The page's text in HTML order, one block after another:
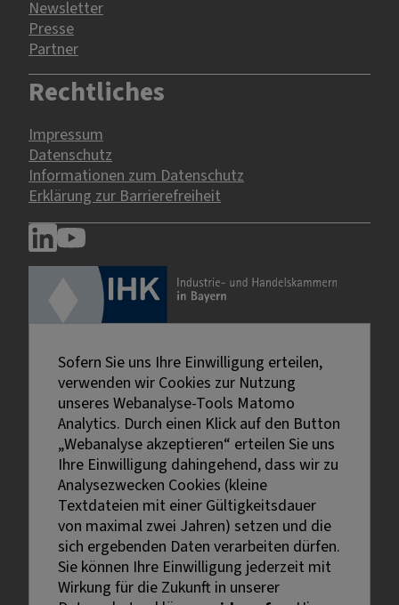
Newsletter
Presse
Partner
Rechtliches
Impressum
Datenschutz
Informationen zum Datenschutz
Erklärung zur Barrierefreiheit
Externe Links sind mit dem Symbol
gekennzeichnet.
Sofern Sie uns Ihre Einwilligung erteilen,
verwenden wir Cookies zur Nutzung
unseres Webanalyse-Tools Matomo
Analytics. Durch einen Klick auf den Button
„Webanalyse akzeptieren“ erteilen Sie uns
Ihre Einwilligung dahingehend, dass wir zu
Analysezwecken Cookies (kleine
Textdateien mit einer Gültigkeitsdauer
von maximal zwei Jahren) setzen und die
sich ergebenden Daten verarbeiten dürfen.
Sie können Ihre Einwilligung jederzeit mit
Wirkung für die Zukunft in unserer